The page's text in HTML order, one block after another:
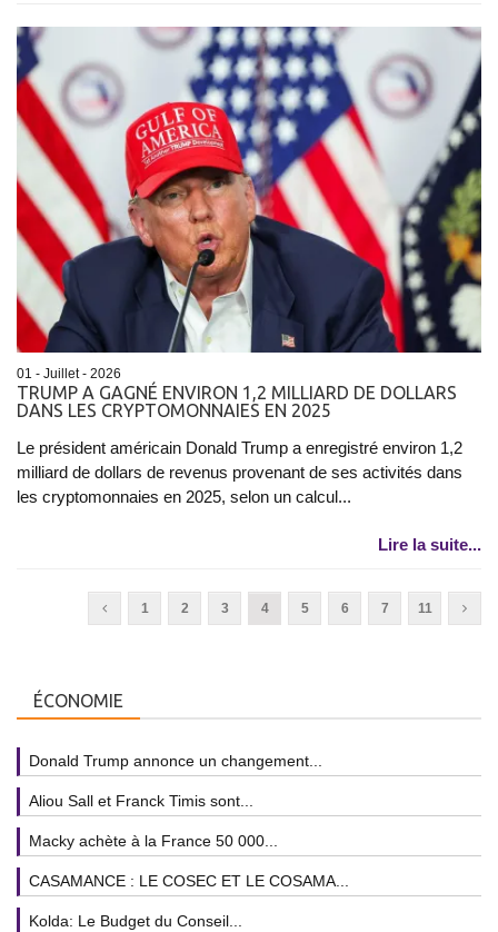
01 - Juillet - 2026
TRUMP A GAGNÉ ENVIRON 1,2 MILLIARD DE DOLLARS
DANS LES CRYPTOMONNAIES EN 2025
Le président américain Donald Trump a enregistré environ 1,2
milliard de dollars de revenus provenant de ses activités dans
les cryptomonnaies en 2025, selon un calcul...
Lire la suite...
1 2 3 4 5 6 7 11
ÉCONOMIE
Donald Trump annonce un changement...
Aliou Sall et Franck Timis sont...
Macky achète à la France 50 000...
CASAMANCE : LE COSEC ET LE COSAMA...
Kolda: Le Budget du Conseil...